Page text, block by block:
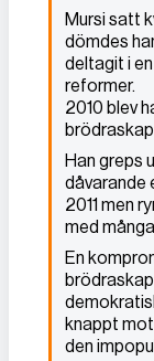
Mursi satt
dömdes
deltagit i
reformer.
2010 blev
Han greps
dåvarande
2011 men
med
En
knappt
den